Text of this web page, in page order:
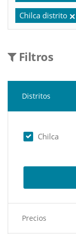
Chilca distrito
Filtros
Distritos
Chilca
Precios